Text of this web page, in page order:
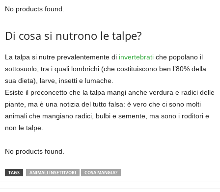
No products found.
Di cosa si nutrono le talpe?
La talpa si nutre prevalentemente di invertebrati che popolano il
sottosuolo, tra i quali lombrichi (che costituiscono ben l’80% della
sua dieta), larve, insetti e lumache.
Esiste il preconcetto che la talpa mangi anche verdura e radici delle
piante, ma è una notizia del tutto falsa: è vero che ci sono molti
animali che mangiano radici, bulbi e semente, ma sono i roditori e
non le talpe.
No products found.
TAGS ANIMALI INSETTIVORI COSA MANGIA?